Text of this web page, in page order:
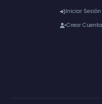
Iniciar Sesión
Crear Cuenta